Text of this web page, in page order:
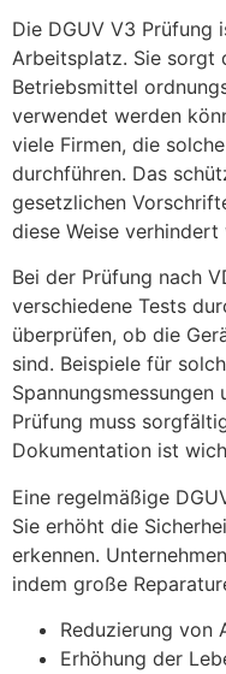
Die DGUV V3
Arbeitsplatz. Sie sorgt
Betriebsmittel
verwendet werden
viele Firmen, die
durchführen. Das
gesetzlichen
diese Weise verhindert
Bei der Prüfung nach
verschiedene Tests
überprüfen, ob die
sind. Beispiele für
Prüfung muss
Dokumentation ist
Eine regelmäßige
Sie erhöht die
erkennen.
indem große
Reduzierung von
Erhöhung der